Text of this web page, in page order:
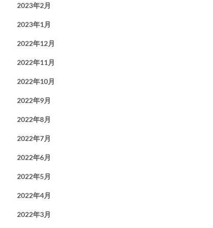
2023年2月
2023年1月
2022年12月
2022年11月
2022年10月
2022年9月
2022年8月
2022年7月
2022年6月
2022年5月
2022年4月
2022年3月